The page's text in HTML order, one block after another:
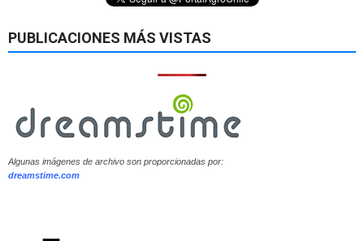
PUBLICACIONES MÁS VISTAS
Algunas imágenes de archivo son proporcionadas por:
dreamstime.com